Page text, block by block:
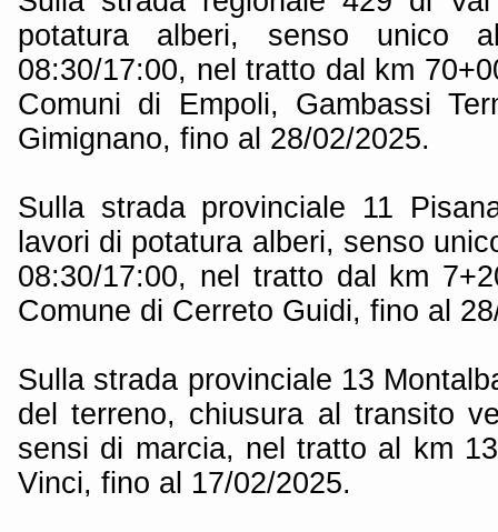
potatura alberi, senso unico
08:30/17:00, nel tratto dal km
Comuni di Empoli, Gambassi
Gimignano, fino al 28/02/2025.
Sulla strada provinciale 11
lavori di potatura alberi, senso
08:30/17:00, nel tratto dal km
Comune di Cerreto Guidi, fino al
Sulla strada provinciale 13
del terreno, chiusura al transito
sensi di marcia, nel tratto al km
Vinci, fino al 17/02/2025.